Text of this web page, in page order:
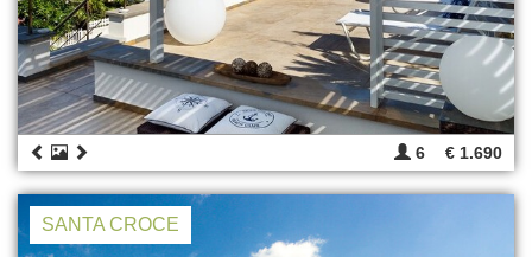
6 € 1.690
SANTA CROCE